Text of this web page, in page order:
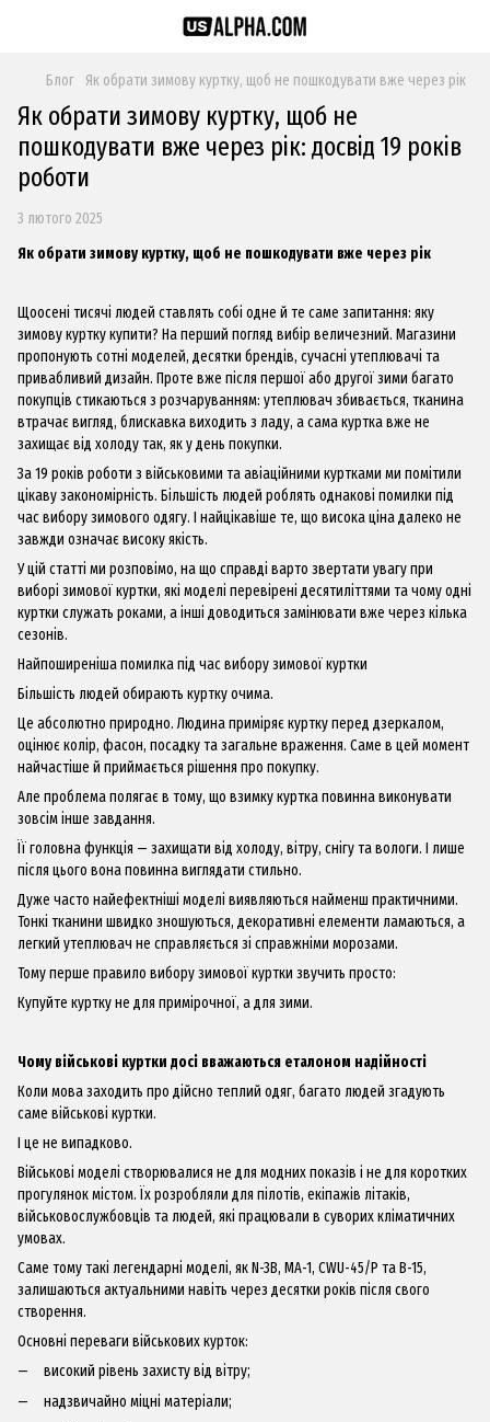
Блог Як обрати зимову куртку, щоб не пошкодувати вже через рік
Як обрати зимову куртку, щоб не
пошкодувати вже через рік: досвід 19 років
роботи
3 лютого 2025
Як обрати зимову куртку, щоб не пошкодувати вже через рік
Щоосені тисячі людей ставлять собі одне й те саме запитання: яку
зимову куртку купити? На перший погляд вибір величезний. Магазини
пропонують сотні моделей, десятки брендів, сучасні утеплювачі та
привабливий дизайн. Проте вже після першої або другої зими багато
покупців стикаються з розчаруванням: утеплювач збивається, тканина
втрачає вигляд, блискавка виходить з ладу, а сама куртка вже не
захищає від холоду так, як у день покупки.
За 19 років роботи з військовими та авіаційними куртками ми помітили
цікаву закономірність. Більшість людей роблять однакові помилки під
час вибору зимового одягу. І найцікавіше те, що висока ціна далеко не
завжди означає високу якість.
У цій статті ми розповімо, на що справді варто звертати увагу при
виборі зимової куртки, які моделі перевірені десятиліттями та чому одні
куртки служать роками, а інші доводиться замінювати вже через кілька
сезонів.
Найпоширеніша помилка під час вибору зимової куртки
Більшість людей обирають куртку очима.
Це абсолютно природно. Людина приміряє куртку перед дзеркалом,
оцінює колір, фасон, посадку та загальне враження. Саме в цей момент
найчастіше й приймається рішення про покупку.
Але проблема полягає в тому, що взимку куртка повинна виконувати
зовсім інше завдання.
Її головна функція — захищати від холоду, вітру, снігу та вологи. І лише
після цього вона повинна виглядати стильно.
Дуже часто найефектніші моделі виявляються найменш практичними.
Тонкі тканини швидко зношуються, декоративні елементи ламаються, а
легкий утеплювач не справляється зі справжніми морозами.
Тому перше правило вибору зимової куртки звучить просто:
Купуйте куртку не для примірочної, а для зими.
Чому військові куртки досі вважаються еталоном надійності
Коли мова заходить про дійсно теплий одяг, багато людей згадують
саме військові куртки.
І це не випадково.
Військові моделі створювалися не для модних показів і не для коротких
прогулянок містом. Їх розробляли для пілотів, екіпажів літаків,
військовослужбовців та людей, які працювали в суворих кліматичних
умовах.
Саме тому такі легендарні моделі, якN-3B, MA-1, CWU-45/P та B-15,
залишаються актуальними навіть через десятки років після свого
створення.
Основні переваги військових курток:
високий рівень захисту від вітру;
надзвичайно міцні матеріали;